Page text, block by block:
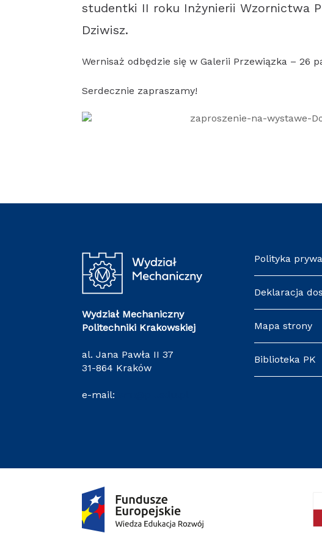
studentki II roku Inżynierii Wzornictwa
Dziwisz.
Wernisaż odbędzie się w Galerii Przewiązka – 26
Serdecznie zapraszamy!
Wydział Mechaniczny
Politechniki Krakowskiej
al. Jana Pawła II 37
31-864 Kraków
e-mail:
Polityka
Deklaracja
Mapa strony
Biblioteka PK